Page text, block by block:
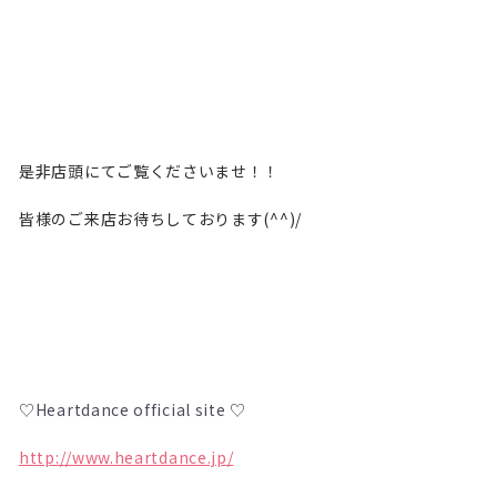
是非店頭にてご覧くださいませ！！
皆様のご来店お待ちしております(^^)/
♡Heartdance official site ♡
http://www.heartdance.jp/